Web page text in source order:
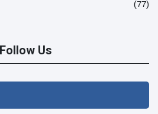
(77)
Follow Us